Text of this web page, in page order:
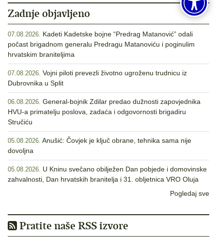
Zadnje objavljeno
07.08.2026. Kadeti Kadetske bojne “Predrag Matanović” odali
počast brigadnom generalu Predragu Matanoviću i poginulim
hrvatskim braniteljima
07.08.2026. Vojni piloti prevezli životno ugroženu trudnicu iz
Dubrovnika u Split
06.08.2026. General-bojnik Zdilar predao dužnosti zapovjednika
HVU-a primatelju poslova, zadaća i odgovornosti brigadiru
Stručiću
05.08.2026. Anušić: Čovjek je ključ obrane, tehnika sama nije
dovoljna
05.08.2026. U Kninu svečano obilježen Dan pobjede i domovinske
zahvalnosti, Dan hrvatskih branitelja i 31. obljetnica VRO Oluja
Pogledaj sve
Pratite naše RSS izvore